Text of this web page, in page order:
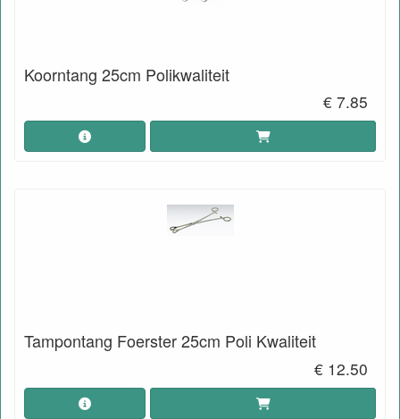
Koorntang 25cm Polikwaliteit
€ 7.85
Tampontang Foerster 25cm Poli Kwaliteit
€ 12.50